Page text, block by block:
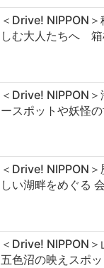
＜Drive! NIPPON
しむ大人たちへ
＜Drive! NIPPON
ースポットや妖怪
＜Drive! NIPPON
しい湖畔をめぐる
＜Drive! NIPPON
五色沼の映えスポ